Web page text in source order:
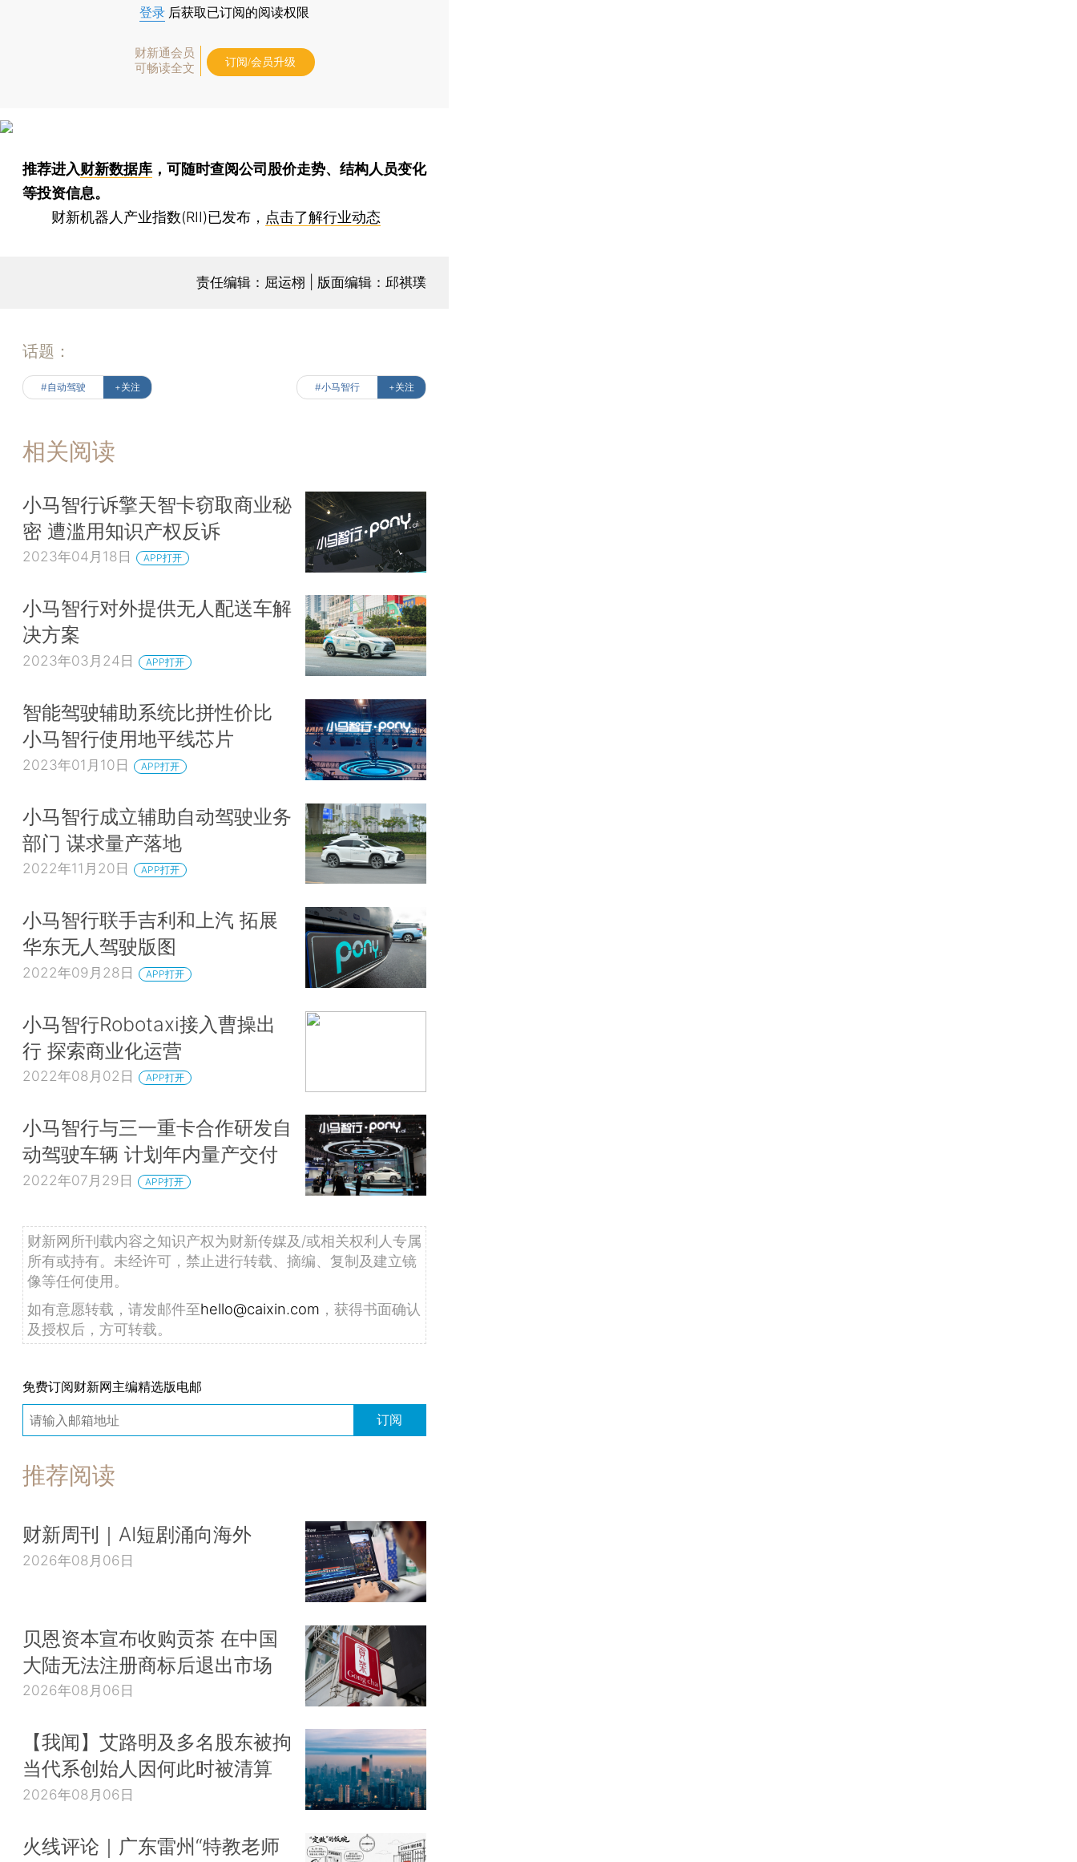
登录 后获取已订阅的阅读权限
财新通会员
可畅读全文
订阅/会员升级
推荐进入财新数据库 ，可随时查阅公司股价走势、结构人员变化
等投资信息。
财新机器人产业指数(RII)已发布， 点击了解行业动态
责任编辑：屈运栩 | 版面编辑：邱祺璞
话题：
#自动驾驶 +关注 #小马智行 +关注
相关阅读
小马智行诉擎天智卡窃取商业秘
密 遭滥用知识产权反诉
2023年04月18日 APP打开
小马智行对外提供无人配送车解
决方案
2023年03月24日 APP打开
智能驾驶辅助系统比拼性价比
小马智行使用地平线芯片
2023年01月10日 APP打开
小马智行成立辅助自动驾驶业务
部门 谋求量产落地
2022年11月20日 APP打开
小马智行联手吉利和上汽 拓展
华东无人驾驶版图
2022年09月28日 APP打开
小马智行Robotaxi接入曹操出
行 探索商业化运营
2022年08月02日 APP打开
小马智行与三一重卡合作研发自
动驾驶车辆 计划年内量产交付
2022年07月29日 APP打开
财新网所刊载内容之知识产权为财新传媒及/或相关权利人专属
所有或持有。未经许可，禁止进行转载、摘编、复制及建立镜
像等任何使用。
如有意愿转载，请发邮件至hello@caixin.com ，获得书面确认
及授权后，方可转载。
免费订阅财新网主编精选版电邮
订阅
推荐阅读
财新周刊｜AI短剧涌向海外
2026年08月06日
贝恩资本宣布收购贡茶 在中国
大陆无法注册商标后退出市场
2026年08月06日
【我闻】艾路明及多名股东被拘
当代系创始人因何此时被清算
2026年08月06日
火线评论｜广东雷州“特教老师